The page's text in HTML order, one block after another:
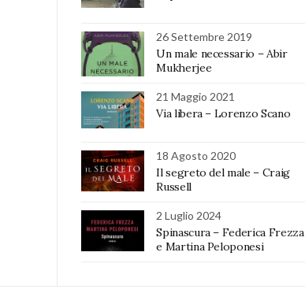
26 Settembre 2019
Un male necessario – Abir
Mukherjee
21 Maggio 2021
Via libera – Lorenzo Scano
18 Agosto 2020
Il segreto del male – Craig
Russell
2 Luglio 2024
Spinascura – Federica Frezza
e Martina Peloponesi